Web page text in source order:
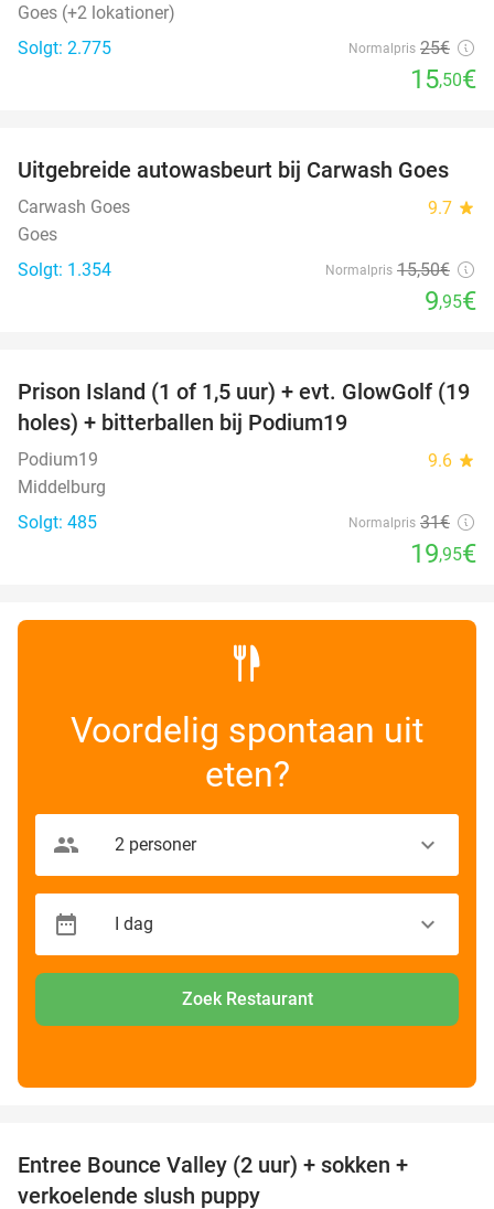
Goes (+2 lokationer)
Solgt: 2.775
Normalpris 25€
15,50€
36%
Uitgebreide autowasbeurt bij Carwash Goes
Carwash Goes 9.7 star
Goes
Solgt: 1.354
Normalpris 15,50€
9,95€
36%
Prison Island (1 of 1,5 uur) + evt. GlowGolf (19
holes) + bitterballen bij Podium19
Podium19 9.6 star
Middelburg
Solgt: 485
Normalpris 31€
19,95€
Voordelig spontaan uit
eten?
Zoek Restaurant
Entree Bounce Valley (2 uur) + sokken +
verkoelende slush puppy